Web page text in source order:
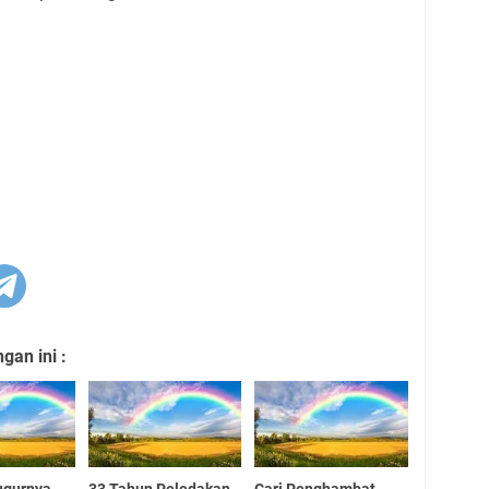
ini :